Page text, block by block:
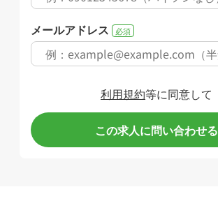
メールアドレス 必須
利用規約等に同意して
この求人に問い合わせる